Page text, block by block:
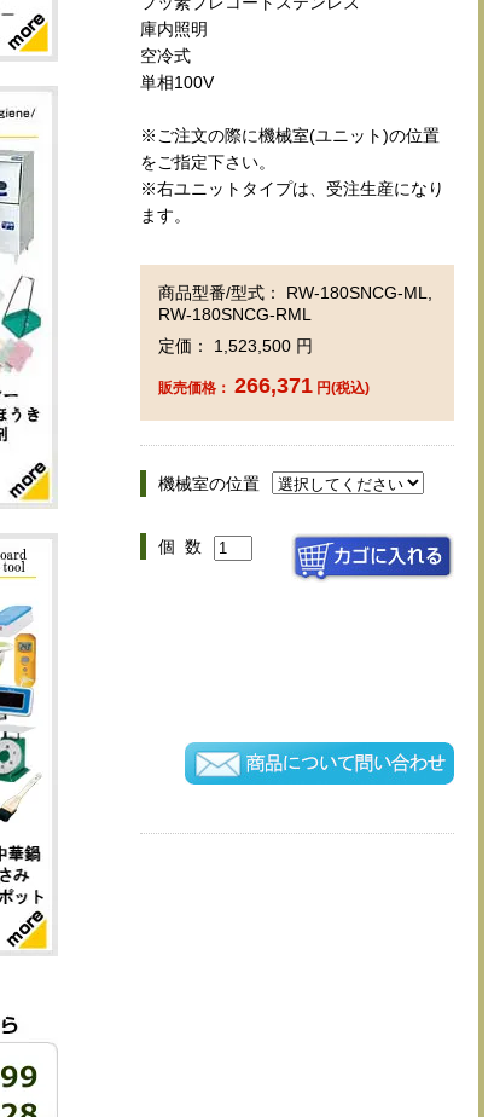
庫内照明
空冷式
単相100V
※ご注文の際に機械室(ユニット)の位置
をご指定下さい。
※右ユニットタイプは、受注生産になり
ます。
商品型番/型式： RW-180SNCG-ML,
RW-180SNCG-RML
定価： 1,523,500 円
販売価格： 266,371 円(税込)
機械室の位置
個 数